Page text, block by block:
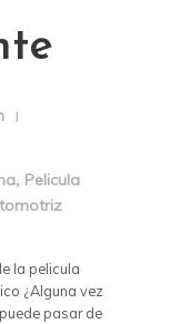
, Pelicula
la pelicula
¿Alguna vez
pasar de